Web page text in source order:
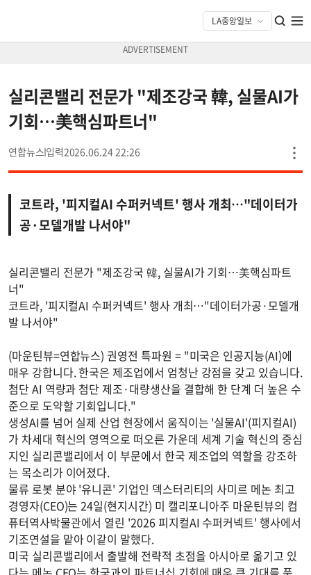
실리콘밸리 전문가 "제조강국 韓, 실물AI가
기회…美핵심파트너"
연합뉴스 2026.06.24 22:26
코트라, '피지컬AI 수퍼커넥트' 행사 개최…"데이터가
공·모델개발 나서야"
실리콘밸리 전문가 "제조강국 韓, 실물AI가 기회…美핵심파트
너"
코트라, '피지컬AI 수퍼커넥트' 행사 개최…"데이터가공·모델개
발 나서야"
(마운틴뷰=연합뉴스) 권영전 특파원 = "미국은 인공지능(AI)에
매우 강합니다. 한국은 제조업에서 엄청난 강점을 갖고 있습니다.
첨단 AI 역량과 첨단 제조·대량생산을 결합해 한 단계 더 높은 수
준으로 도약할 기회입니다."
생성AI를 넘어 실제 산업 현장에서 움직이는 '실물AI'(피지컬AI)
가 차세대 혁신의 영역으로 떠오른 가운데 세계 기술 혁신의 중심
지인 실리콘밸리에서 이 부문에서 한국 제조업의 역할을 강조하
는 목소리가 이어졌다.
물류 로봇 분야 '유니콘' 기업인 덱스터리티의 사미르 메논 최고
경영자(CEO)는 24일(현지시간) 미 캘리포니아주 마운틴뷰의 컴
퓨터역사박물관에서 열린 '2026 피지컬AI 수퍼커넥트' 행사에서
기조연설을 맡아 이같이 말했다.
미국 실리콘밸리에서 출발해 전략적 초점을 아시아로 옮기고 있